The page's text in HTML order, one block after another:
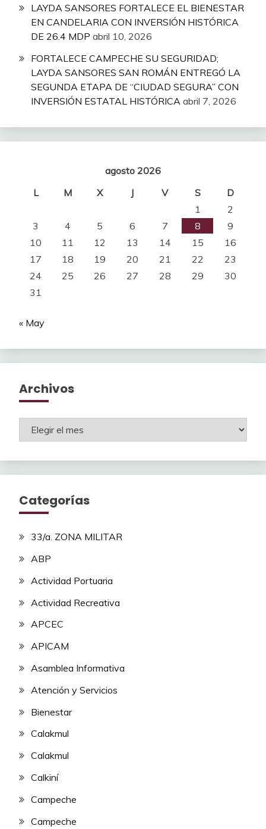
LAYDA SANSORES FORTALECE EL BIENESTAR
EN CANDELARIA CON INVERSIÓN HISTÓRICA
DE 26.4 MDP abril 10, 2026
FORTALECE CAMPECHE SU SEGURIDAD;
LAYDA SANSORES SAN ROMÁN ENTREGÓ LA
SEGUNDA ETAPA DE “CIUDAD SEGURA” CON
INVERSIÓN ESTATAL HISTÓRICA abril 7, 2026
agosto 2026
L
M X J V S
D
1
2
3
4 5 6 7 8
9
10
11 12 13 14 15
16
17
18 19 20 21 22
23
24
25 26 27 28 29
30
31
« May
Archivos
Archivos
Categorías
33/a. ZONA MILITAR
ABP
Actividad Portuaria
Actividad Recreativa
APCEC
APICAM
Asamblea Informativa
Atención y Servicios
Bienestar
Calakmul
Calakmul
Calkiní
Campeche
Campeche